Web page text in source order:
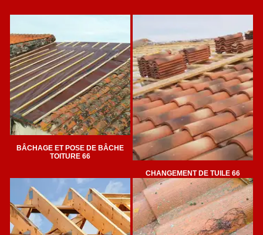
BÂCHAGE ET POSE DE BÂCHE
TOITURE 66
CHANGEMENT DE TUILE 66